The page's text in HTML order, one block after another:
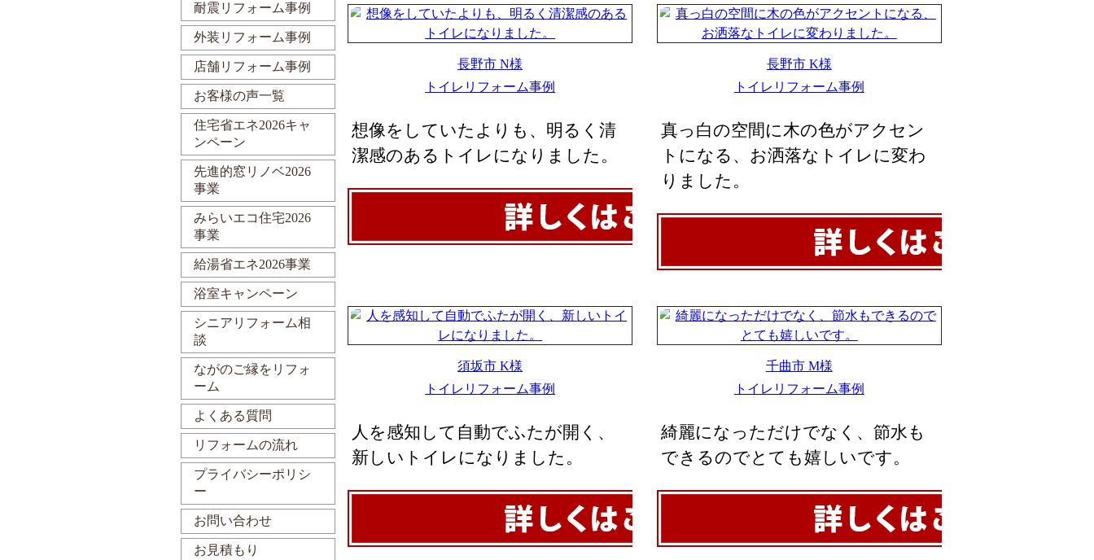
長野市 N様
トイレリフォーム事例
想像をしていたよりも、明るく清
潔感のあるトイレになりました。
長野市 K様
トイレリフォーム事例
真っ白の空間に木の色がアクセン
トになる、お洒落なトイレに変わ
りました。
須坂市 K様
トイレリフォーム事例
人を感知して自動でふたが開く、
新しいトイレになりました。
千曲市 M様
トイレリフォーム事例
綺麗になっただけでなく、節水も
できるのでとても嬉しいです。
耐震リフォーム事例
外装リフォーム事例
店舗リフォーム事例
お客様の声一覧
住宅省エネ2026キャ
ンペーン
先進的窓リノベ2026
事業
みらいエコ住宅2026
事業
給湯省エネ2026事業
浴室キャンペーン
シニアリフォーム相
談
ながのご縁をリフォ
ーム
よくある質問
リフォームの流れ
プライバシーポリシ
ー
お問い合わせ
お見積もり